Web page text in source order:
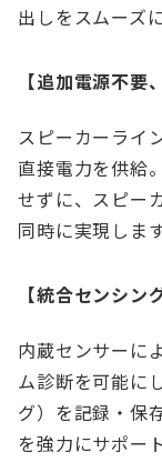
出しをスムーズ
【追加電源不要
スピーカーライ
直接電力を供給
せずに、スピー
同時に実現します
【統合センシン
内蔵センサーに
ム診断を可能に
グ）を記録・保
を強力にサポー